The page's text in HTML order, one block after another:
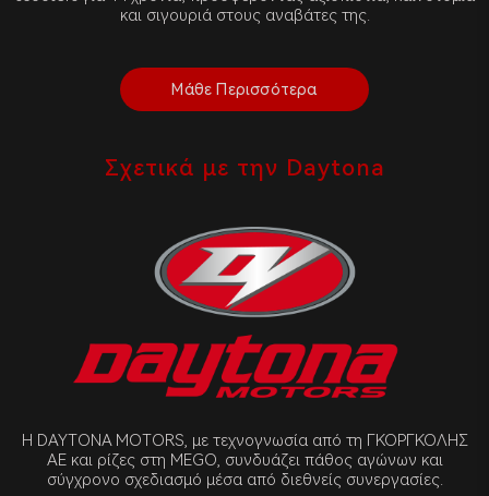
και σιγουριά στους αναβάτες της.
Μάθε Περισσότερα
Σχετικά με την Daytona
Η DAYTONA MOTORS, με τεχνογνωσία από τη ΓΚΟΡΓΚΟΛΗΣ
ΑΕ και ρίζες στη MEGO, συνδυάζει πάθος αγώνων και
σύγχρονο σχεδιασμό μέσα από διεθνείς συνεργασίες.